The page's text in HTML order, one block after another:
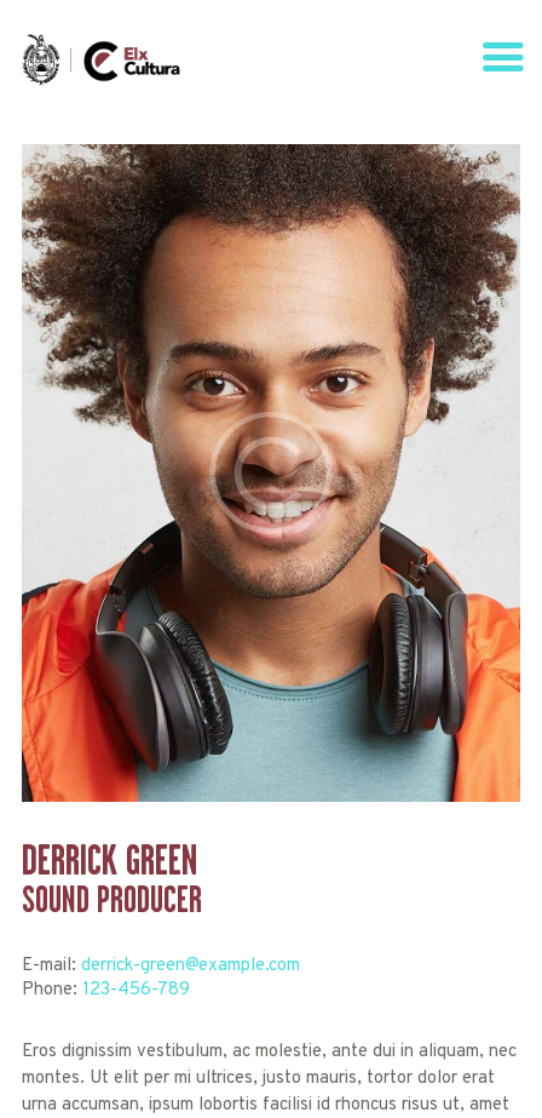
AGENDA
ÁREAS
VISÍTANOS
ELCHE
CONTACTO
DERRICK GREEN
SOUND PRODUCER
E-mail: derrick-green@example.com
Phone: 123-456-789
Eros dignissim vestibulum, ac molestie, ante dui in aliquam, nec
montes. Ut elit per mi ultrices, justo mauris, tortor dolor erat
urna accumsan, ipsum lobortis facilisi id rhoncus risus ut, amet